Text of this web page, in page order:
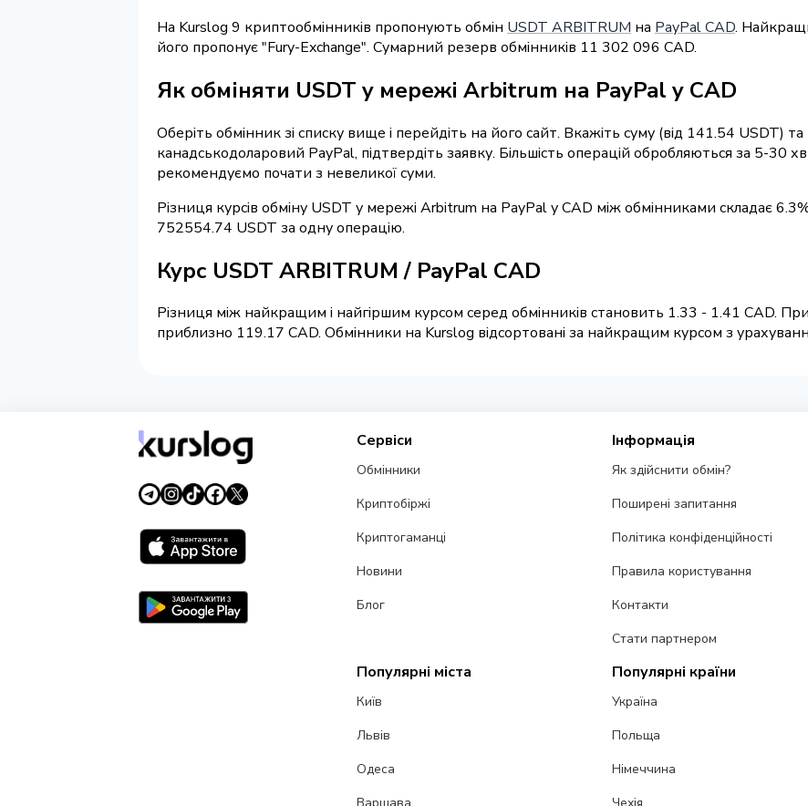
На Kurslog 9 криптообмінників пропонують обмін USDT ARBITRUM на PayPal CAD.
його пропонує "Fury-Exchange". Сумарний резерв обмінників 11 302 096 CAD.
Як обміняти USDT у мережі Arbitrum на PayPal у CAD
Оберіть обмінник зі списку вище і перейдіть на його сайт. Вкажіть суму (від 141.54 USDT)
канадськодоларовий PayPal, підтвердіть заявку. Більшість операцій обробляються за 5-30
рекомендуємо почати з невеликої суми.
Різниця курсів обміну USDT у мережі Arbitrum на PayPal у CAD між обмінниками складає
752554.74 USDT за одну операцію.
Курс USDT ARBITRUM / PayPal CAD
Різниця між найкращим і найгіршим курсом серед обмінників становить 1.33 - 1.41 CAD.
приблизно 119.17 CAD. Обмінники на Kurslog відсортовані за найкращим курсом з
Сервіси
Обмінники
Криптобіржі
Криптогаманці
Новини
Блог
Інформація
Як здійснити обмін?
Поширені запитання
Політика конфіденційності
Правила користування
Контакти
Стати партнером
Популярні міста
Київ
Львів
Одеса
Популярні країни
Україна
Польща
Німеччина